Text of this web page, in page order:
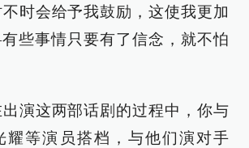
时会给予我鼓励，这使我更加
些事情只要有了信念，就不怕
演这两部话剧的过程中，你与
耀等演员搭档，与他们演对手